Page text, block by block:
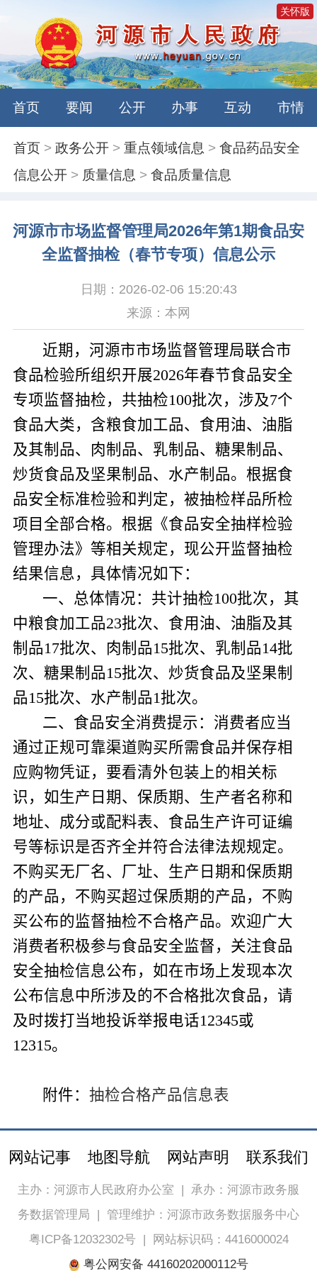
关怀版
首页 要闻 公开 办事 互动 市情
首页 >政务公开 >重点领域信息 >食品药品安全
信息公开 > 质量信息 >食品质量信息
河源市市场监督管理局2026年第1期食品安
全监督抽检（春节专项）信息公示
日期：2026-02-06 15:20:43
来源：本网
近期，河源市市场监督管理局联合市
食品检验所组织开展2026年春节食品安全
专项监督抽检，共抽检100批次，涉及7个
食品大类，含粮食加工品、食用油、油脂
及其制品、肉制品、乳制品、糖果制品、
炒货食品及坚果制品、水产制品。 根据食
品安全标准检验和判定， 被抽检样品所检
项目全部合格。根据《食品安全抽样检验
管理办法》等相关规定，现公开监督抽检
结果信息，具体情况如下：
一、总体情况： 共计抽检100批次，其
中粮食加工品23批次、食用油、油脂及其
制品17批次、肉制品15批次、乳制品14批
次、糖果制品15批次、炒货食品及坚果制
品15批次、水产制品1 批次。
二、 食品安全消费提示： 消费者应当
通过正规可靠渠道购买所需食品并保存相
应购物凭证，要看清外包装上的相关标
识，如生产日期、保质期、生产者名称和
地址、成分或配料表、食品生产许可证编
号等标识是否齐全并符合法律法规规定。
不购买无厂名、厂址、生产日期和保质期
的产品，不购买超过保质期的产品，不购
买公布的监督抽检不合格产品。欢迎广大
消费者积极参与食品安全监督，关注食品
安全抽检信息公布，如在市场上发现本次
公布信息中所涉及的不合格批次食品，请
及时拨打当地投诉举报电话12345或
12315。
附件：抽检合格产品信息表
网站记事 地图导航 网站声明 联系我们
主办：河源市人民政府办公室 | 承办：河源市政务服
务数据管理局 | 管理维护：河源市政务数据服务中心
粤ICP备12032302号|
网站标识码：4416000024
粤公网安备 44160202000112号